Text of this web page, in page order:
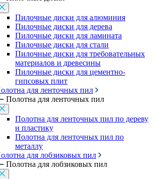
Пилочные диски для алюминия
Пилочные диски для дерева
Пилочные диски для ламината
Пилочные диски для стали
Пилочные диски для требовательных
материалов и древесины
Пилочные диски для цементно-
гипсовых плит
для ленточных пил
Полотна для ленточных пил
Полотна для ленточных пил по дереву
и пластику
Полотна для ленточных пил по
металлу
для лобзиковых пил
Полотна для лобзиковых пил